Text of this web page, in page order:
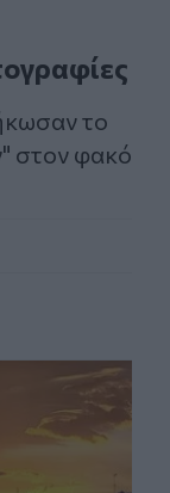
το
στον φακό